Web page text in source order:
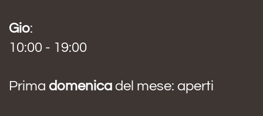
Gio:
10:00 - 19:00
Prima domenica del mese: aperti